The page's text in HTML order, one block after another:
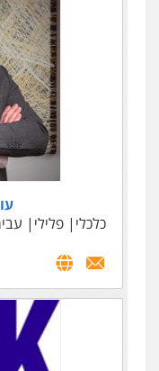
כלכלי
פלילי פלילי
תעבורה